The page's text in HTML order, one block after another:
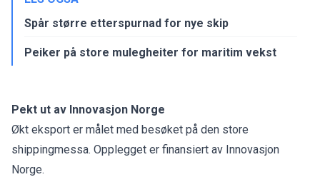
Spår større etterspurnad for nye skip
Peiker på store mulegheiter for maritim vekst
Pekt ut av Innovasjon Norge
Økt eksport er målet med besøket på den store
shippingmessa. Opplegget er finansiert av Innovasjon
Norge.